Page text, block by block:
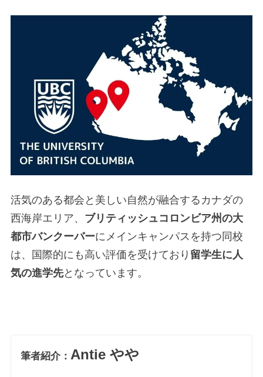
活気のある都会と美しい自然が融合するカナダの
西海岸エリア、 ブリティッシュコロンビア州の大
都市バンクーバーにメインキャンパスを持つ同校
は、国際的にも高い評価を受けており 留学生に人
気の進学先となっています。
筆者紹介：Antie やや